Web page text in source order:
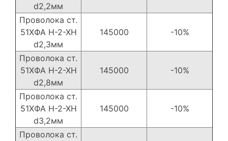
d2,2мм
Проволока ст.
51ХФА Н-2-ХН
d2,3мм
145000 -10%
Проволока ст.
51ХФА Н-2-ХН
d2,8мм
145000 -10%
Проволока ст.
51ХФА Н-2-ХН
d3,2мм
145000 -10%
Проволока ст.